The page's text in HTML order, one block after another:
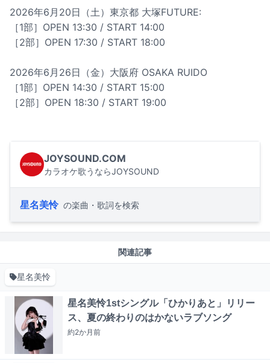
2026年6月20日（土）東京都 大塚FUTURE:
［1部］OPEN 13:30 / START 14:00
［2部］OPEN 17:30 / START 18:00
2026年6月26日（金）大阪府 OSAKA RUIDO
［1部］OPEN 14:30 / START 15:00
［2部］OPEN 18:30 / START 19:00
JOYSOUND.COM
カラオケ歌うならJOYSOUND
星名美怜 の楽曲・歌詞を検索
関連記事
星名美怜
星名美怜1stシングル「ひかりあと」リリー
ス、夏の終わりのはかないラブソング
約2か月前